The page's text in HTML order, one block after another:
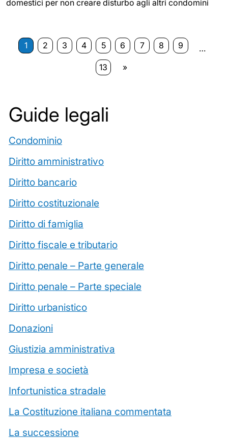
domestici per non creare disturbo agli altri condomini
1 2 3 4 5 6 7 8 9
…
13
»
Guide legali
Condominio
Diritto amministrativo
Diritto bancario
Diritto costituzionale
Diritto di famiglia
Diritto fiscale e tributario
Diritto penale – Parte generale
Diritto penale – Parte speciale
Diritto urbanistico
Donazioni
Giustizia amministrativa
Impresa e società
Infortunistica stradale
La Costituzione italiana commentata
La successione